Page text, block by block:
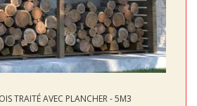
TRAITÉ AVEC PLANCHER - 5M3